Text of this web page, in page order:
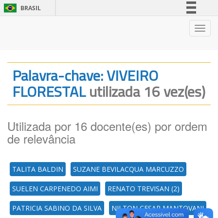
BRASIL
Legislação
Canais
Palavra-chave: VIVEIRO
FLORESTALutilizada 16 vez(es)
Utilizada por 16 docente(es) por ordem
de relevância
TALITA BALDIN SUZANE BEVILACQUA MARCUZZO
SUELEN CARPENEDO AIMI RENATO TREVISAN (2)
PATRICIA SABINO DA SILVA NILTON CESAR MANTOVANI